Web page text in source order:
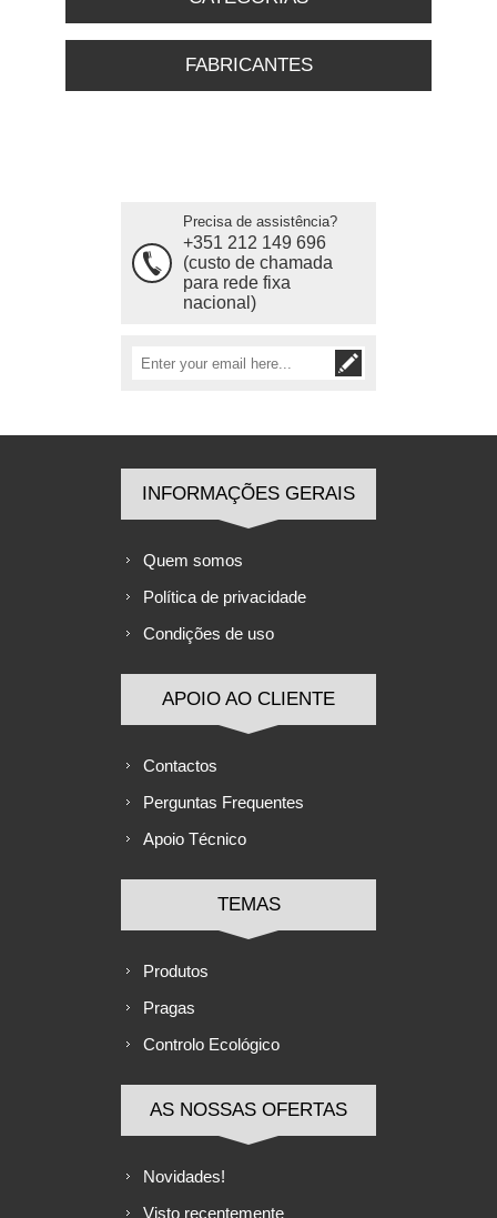
FABRICANTES
Precisa de assistência?
+351 212 149 696
(custo de chamada
para rede fixa
nacional)
INFORMAÇÕES GERAIS
Quem somos
Política de privacidade
Condições de uso
APOIO AO CLIENTE
Contactos
Perguntas Frequentes
Apoio Técnico
TEMAS
Produtos
Pragas
Controlo Ecológico
AS NOSSAS OFERTAS
Novidades!
Visto recentemente